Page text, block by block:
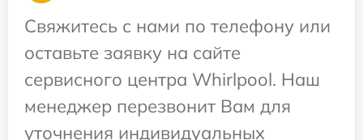
Свяжитесь с нами по телефону или
оставьте заявку на сайте
сервисного центра Whirlpool. Наш
менеджер перезвонит Вам для
уточнения индивидуальных